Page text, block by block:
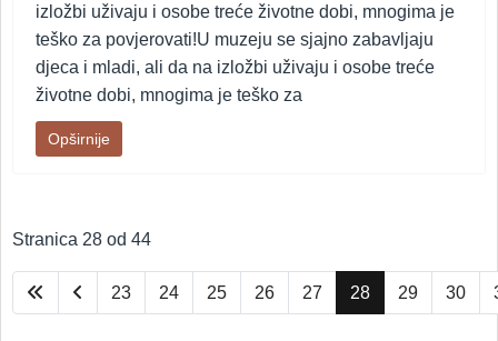
izložbi uživaju i osobe treće životne dobi, mnogima je
teško za povjerovati!U muzeju se sjajno zabavljaju
djeca i mladi, ali da na izložbi uživaju i osobe treće
životne dobi, mnogima je teško za
Opširnije
Stranica 28 od 44
23 24 25 26 27 28 29 30